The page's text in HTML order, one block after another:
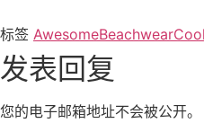
标签 AwesomeBeachwearCool
发表回复
您的电子邮箱地址不会被公开。